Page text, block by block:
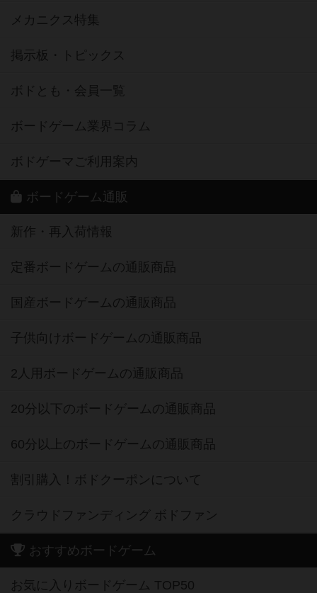
メカニクス特集
掲示板・トピックス
ボドとも・会員一覧
ボードゲーム業界コラム
ボドゲーマご利用案内
ボードゲーム通販
新作・再入荷情報
定番ボードゲームの通販商品
国産ボードゲームの通販商品
子供向けボードゲームの通販商品
2人用ボードゲームの通販商品
20分以下のボードゲームの通販商品
60分以上のボードゲームの通販商品
割引購入！ボドクーポンについて
クラウドファンディング ボドファン
おすすめボードゲーム
お気に入りボードゲーム TOP50